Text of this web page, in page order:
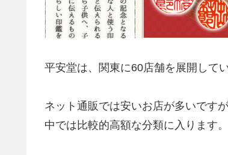
平安堂は、関東に60店舗を展開して
ネット通販では安いお店が多いです
中では比較的高額な分類に入ります。